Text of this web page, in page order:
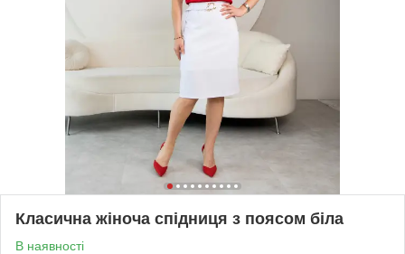
Класична жіноча спідниця з поясом біла
В наявності